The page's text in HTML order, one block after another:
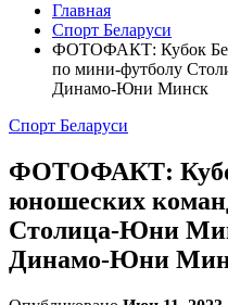
Главная
Спорт Беларуси
ФОТОФАКТ: Кубок
по мини-футболу
Динамо-Юни Минск
Спорт Беларуси
ФОТОФАКТ:
юношеских
Столица-Юни
Динамо-Юни